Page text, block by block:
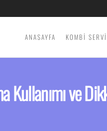
ANASAYFA KOMBİ
Kullanımı ve